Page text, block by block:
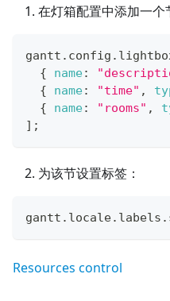
在灯箱配置中添加一个
gantt . config .
{
name:
{
name: "time" ,
{
name: "rooms" ,
] ;
为该节设置标签：
gantt . locale. labels .
Resources control